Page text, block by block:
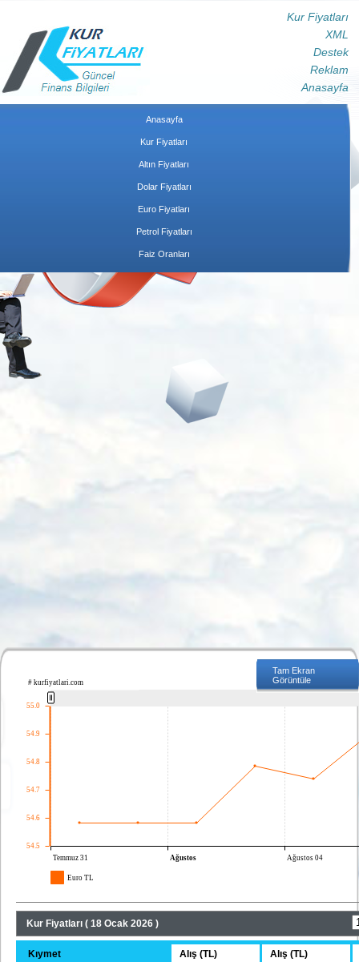
Kur Fiyatları
XML
Destek
Reklam
Anasayfa
Anasayfa
Kur Fiyatları
Altın Fiyatları
Dolar Fiyatları
Euro Fiyatları
Petrol Fiyatları
Faiz Oranları
Tam Ekran
Görüntüle
Kur Fiyatları ( 18 Ocak 2026 )
Kıymet Alış (TL) Alış (TL)